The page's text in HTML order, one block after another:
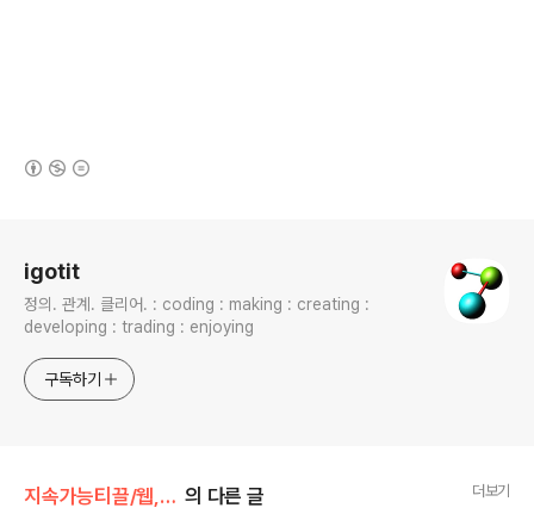
igotit
정의. 관계. 클리어. : coding : making : creating :
developing : trading : enjoying
구독하기
지속가능티끌/웹,워드프레스 의 다른 글 더보기